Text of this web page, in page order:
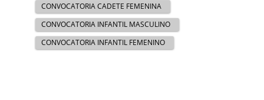
CONVOCATORIA CADETE FEMENINA
CONVOCATORIA INFANTIL MASCULINO
CONVOCATORIA INFANTIL FEMENINO